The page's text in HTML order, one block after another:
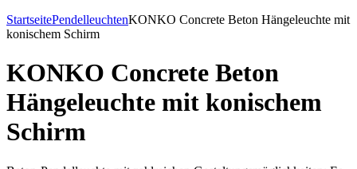
StartseitePendelleuchtenKONKO Concrete Beton Hängeleuchte mit
konischem Schirm
KONKO Concrete Beton
Hängeleuchte mit konischem
Schirm